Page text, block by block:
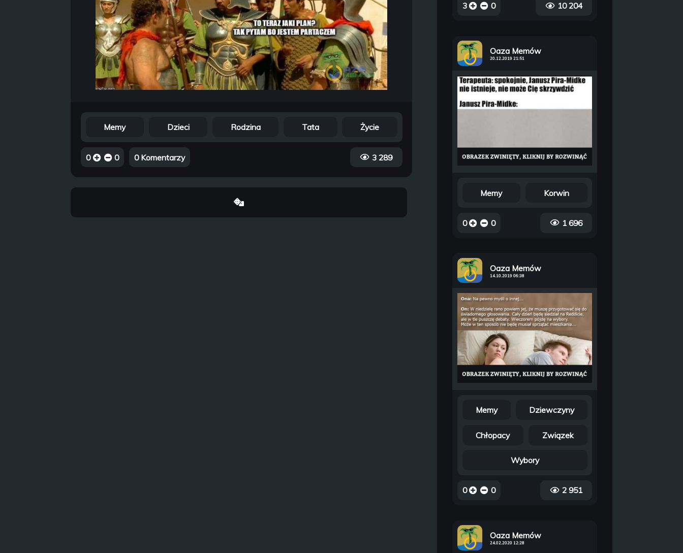
Memy Dzieci Rodzina Tata Życie
0 0 0 Komentarzy 3 289
3 0 10 204
Oaza Memów
20.12.2019 21:51
Memy Korwin
0 0 1 696
Oaza Memów
14.10.2019 06:38
Memy Dziewczyny
Chłopacy Związek
Wybory
0 0 2 951
Oaza Memów
24.02.2020 12:28